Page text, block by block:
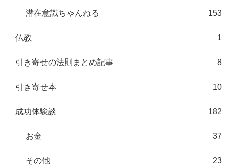
潜在意識ちゃんねる 153
仏教 1
引き寄せの法則まとめ記事 8
引き寄せ本 10
成功体験談 182
お金 37
その他 23